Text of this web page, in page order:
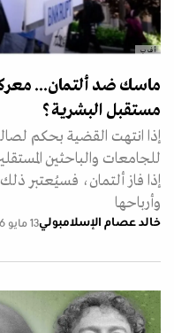
أ ف ب
ماسك ضد ألتمان...
مستقبل البشرية؟
إذا انتهت القضية بحكم
للجامعات والباحثين
إذا فاز ألتمان، فسيُعتبر
وأرباحها
خالد عصام الإسلامبولي13 مايو 2026